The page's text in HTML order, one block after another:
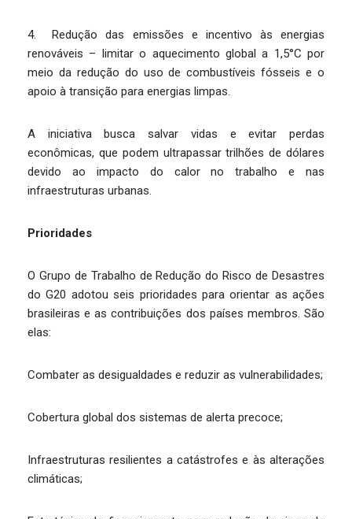
4. Redução das emissões e incentivo às energias
renováveis – limitar o aquecimento global a 1,5°C por
meio da redução do uso de combustíveis fósseis e o
apoio à transição para energias limpas.
A iniciativa busca salvar vidas e evitar perdas
econômicas, que podem ultrapassar trilhões de dólares
devido ao impacto do calor no trabalho e nas
infraestruturas urbanas.
Prioridades
O Grupo de Trabalho de Redução do Risco de Desastres
do G20 adotou seis prioridades para orientar as ações
brasileiras e as contribuições dos países membros. São
elas:
Combater as desigualdades e reduzir as vulnerabilidades;
Cobertura global dos sistemas de alerta precoce;
Infraestruturas resilientes a catástrofes e às alterações
climáticas;